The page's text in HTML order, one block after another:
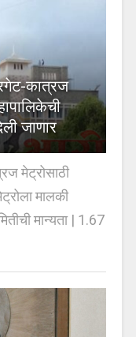
कात्रज
जाणार
मेट्रोसाठी
मालकी
मान्यता | 1.67